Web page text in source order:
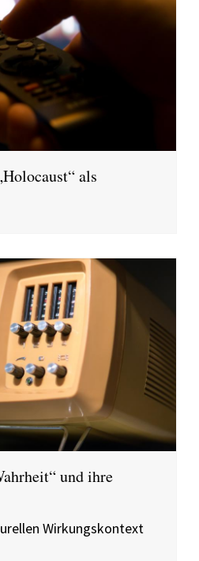
als
und ihre
Wirkungskontext